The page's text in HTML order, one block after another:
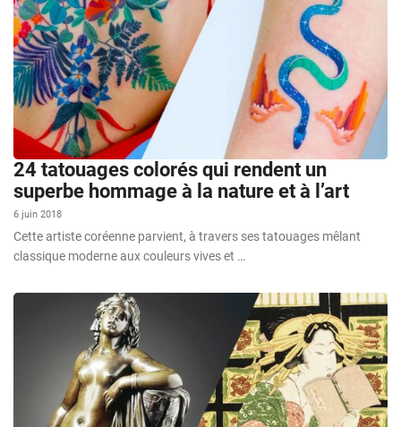
24 tatouages colorés qui rendent un
superbe hommage à la nature et à l’art
6 juin 2018
Cette artiste coréenne parvient, à travers ses tatouages mêlant
classique moderne aux couleurs vives et …